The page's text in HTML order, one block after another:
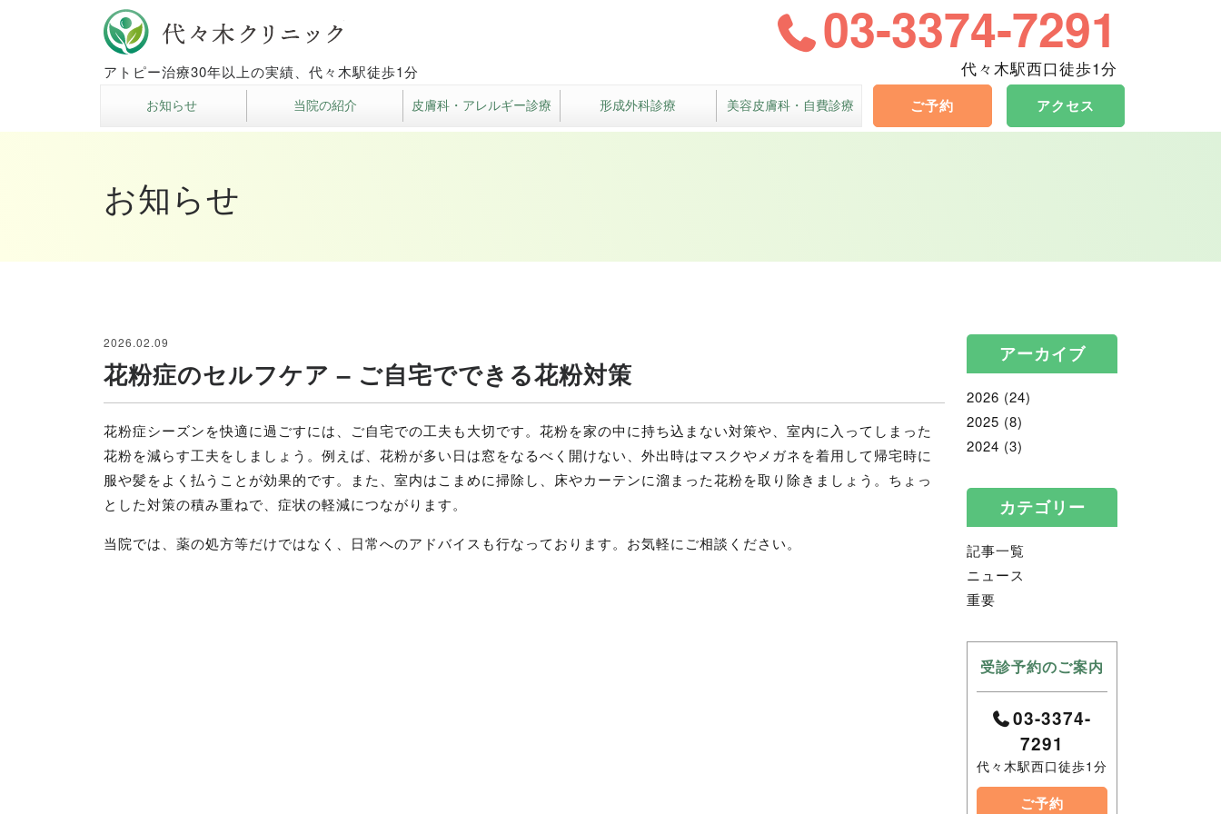
アトピー治療30年以上の実績、代々木駅徒歩1分
03-3374-7291
代々木駅西口徒歩1分
お知らせ 当院の紹介 皮膚科・アレルギー診療 形成外科診療 美容皮膚科・自費診療 ご予約 アクセス
お知らせ
2026.02.09
花粉症のセルフケア – ご自宅でできる花粉対策
花粉症シーズンを快適に過ごすには、ご自宅での工夫も大切です。花粉を家の中に持ち込まない対策や、室内に入ってしまった
花粉を減らす工夫をしましょう。例えば、花粉が多い日は窓をなるべく開けない、外出時はマスクやメガネを着用して帰宅時に
服や髪をよく払うことが効果的です。また、室内はこまめに掃除し、床やカーテンに溜まった花粉を取り除きましょう。ちょっ
とした対策の積み重ねで、症状の軽減につながります。
当院では、薬の処方等だけではなく、日常へのアドバイスも行なっております。お気軽にご相談ください。
アーカイブ
2026 (24)
2025 (8)
2024 (3)
カテゴリー
記事一覧
ニュース
重要
受診予約のご案内
03-3374-
7291
代々木駅西口徒歩1分
ご予約